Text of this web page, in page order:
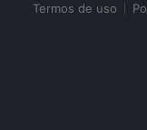
Termos de uso